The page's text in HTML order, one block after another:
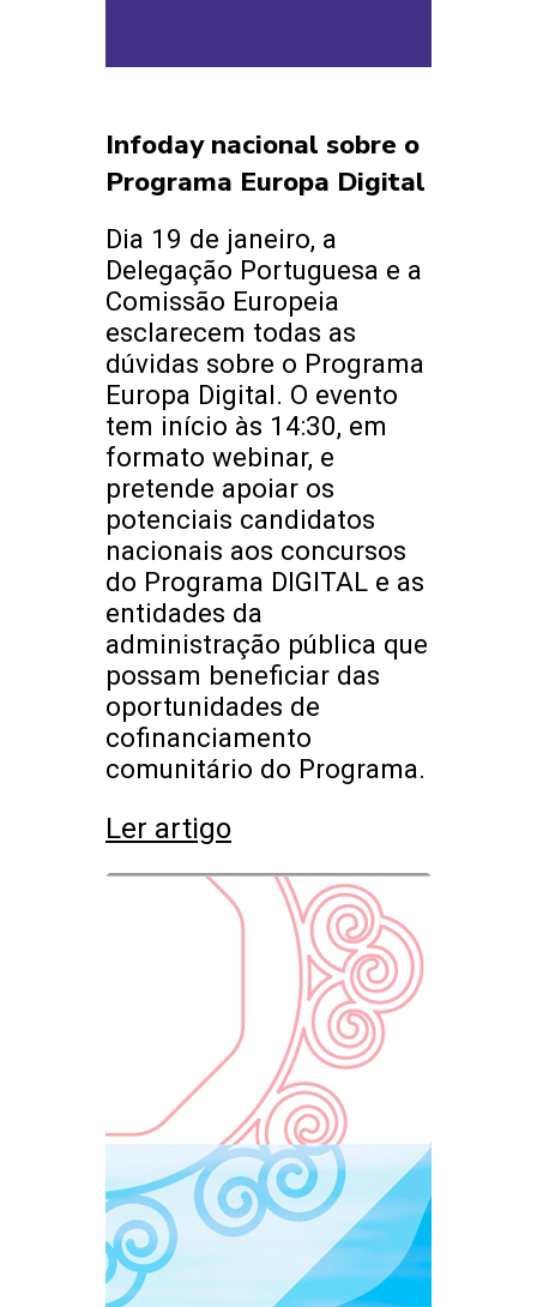
Infoday nacional sobre o
Programa Europa Digital
Dia 19 de janeiro, a
Delegação Portuguesa e a
Comissão Europeia
esclarecem todas as
dúvidas sobre o Programa
Europa Digital. O evento
tem início às 14:30, em
formato webinar, e
pretende apoiar os
potenciais candidatos
nacionais aos concursos
do Programa DIGITAL e as
entidades da
administração pública que
possam beneficiar das
oportunidades de
cofinanciamento
comunitário do Programa.
Ler artigo